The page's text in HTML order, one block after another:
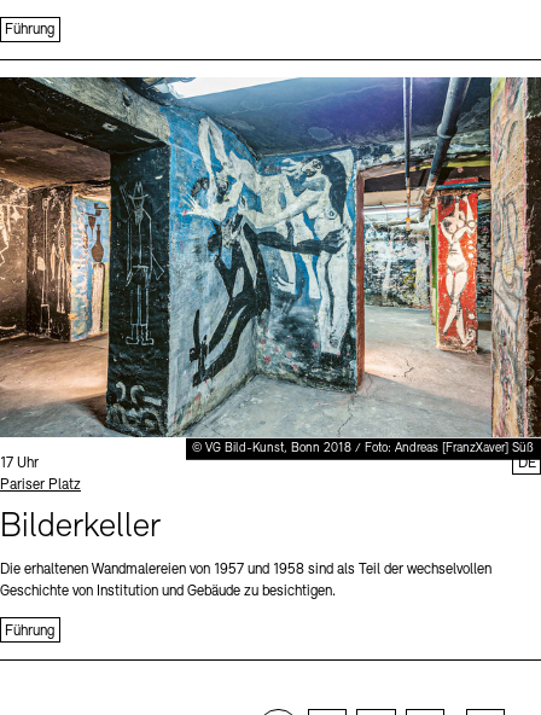
Führung
© VG Bild-Kunst, Bonn 2018 / Foto: Andreas [FranzXaver] Süß
Uhrzeit:
17 Uhr
Standort
Pariser Platz
Bilderkeller
Die erhaltenen Wandmalereien von 1957 und 1958 sind als Teil der wechselvollen
Geschichte von Institution und Gebäude zu besichtigen.
Führung
DE